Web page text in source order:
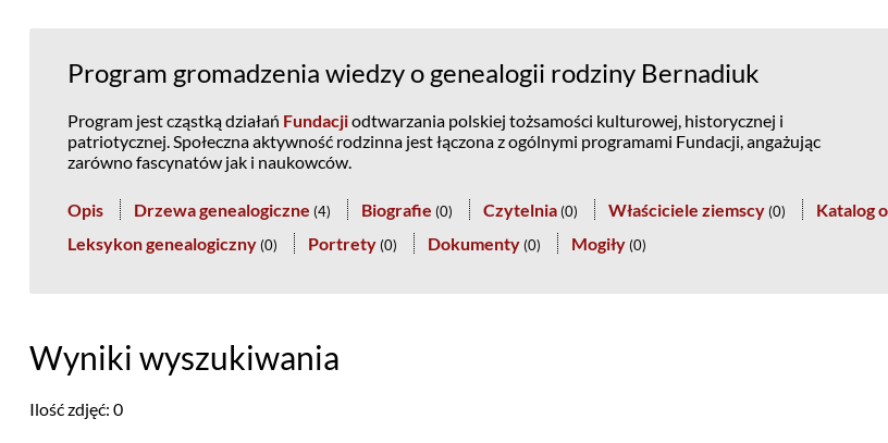
Program gromadzenia wiedzy o genealogii rodziny Bernadiuk
Program jest cząstką działań Fundacjiodtwarzania polskiej tożsamości kulturowej, historycznej i
patriotycznej. Społeczna aktywność rodzinna jest łączona z ogólnymi programami Fundacji, angażując
zarówno fascynatów jak i naukowców.
Opis Drzewa genealogiczne (4) Biografie (0) Czytelnia (0) Właściciele ziemscy (0) Katalog
Leksykon genealogiczny (0) Portrety (0) Dokumenty (0) Mogiły (0)
Wyniki wyszukiwania
Ilość zdjęć: 0